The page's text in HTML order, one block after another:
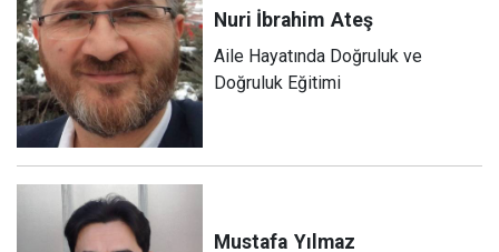
Nuri İbrahim Ateş
Aile Hayatında Doğruluk ve
Doğruluk Eğitimi
Mustafa Yılmaz